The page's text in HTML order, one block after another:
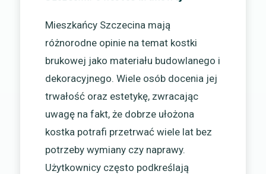
Mieszkańcy Szczecina mają
różnorodne opinie na temat kostki
brukowej jako materiału budowlanego i
dekoracyjnego. Wiele osób docenia jej
trwałość oraz estetykę, zwracając
uwagę na fakt, że dobrze ułożona
kostka potrafi przetrwać wiele lat bez
potrzeby wymiany czy naprawy.
Użytkownicy często podkreślają